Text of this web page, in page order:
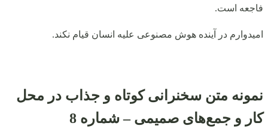
فاجعه است.
امیدوارم در آینده هوش مصنوعی علیه انسان قیام نکند.
نمونه متن سخنرانی کوتاه و جذاب در محل
کار و جمع‌های صمیمی – شماره 8